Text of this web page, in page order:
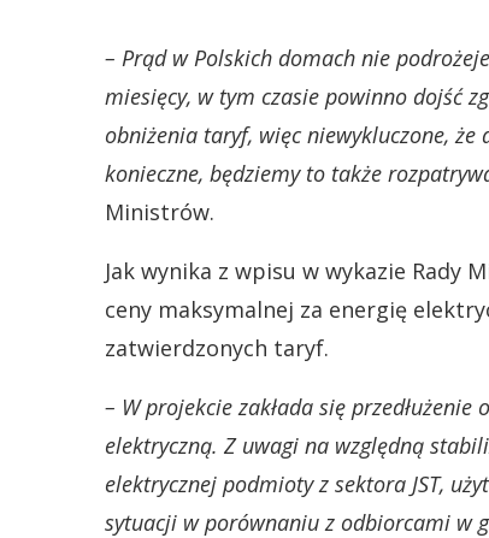
– Prąd w Polskich domach nie
miesięcy, w tym czasie powinno dojść
obniżenia taryf, więc niewykluczone,
konieczne, będziemy to także
Ministrów.
Jak wynika z wpisu w wykazie Rady
ceny maksymalnej za energię
zatwierdzonych taryf.
– W projekcie zakłada się
elektryczną. Z uwagi na względną
elektrycznej podmioty z sektora JST,
sytuacji w porównaniu z odbiorcami w